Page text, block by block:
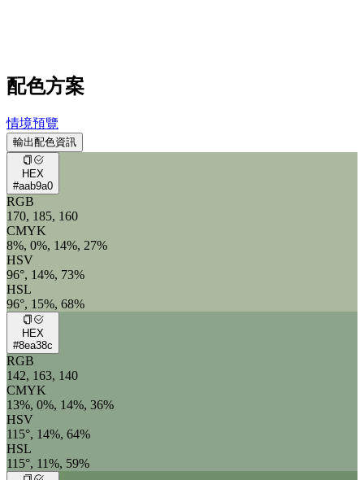
配色方案
情境預覽
輸出配色資訊
HEX
#aab9a0
RGB
170, 185, 160
CMYK
8%, 0%, 14%, 27%
HSV
96°, 14%, 73%
HSL
96°, 15%, 68%
HEX
#8ea38c
RGB
142, 163, 140
CMYK
13%, 0%, 14%, 36%
HSV
115°, 14%, 64%
HSL
115°, 11%, 59%